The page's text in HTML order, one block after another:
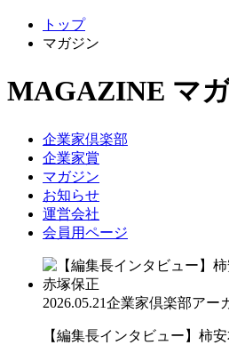
トップ
マガジン
MAGAZINE マ
企業家倶楽部
企業家賞
マガジン
お知らせ
運営会社
会員用ページ
2026.05.21企業家倶楽部アー
【編集長インタビュー】柿